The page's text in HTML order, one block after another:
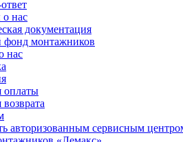
нас
документация
фонд монтажников
нас
оплаты
авторизованным сервисным